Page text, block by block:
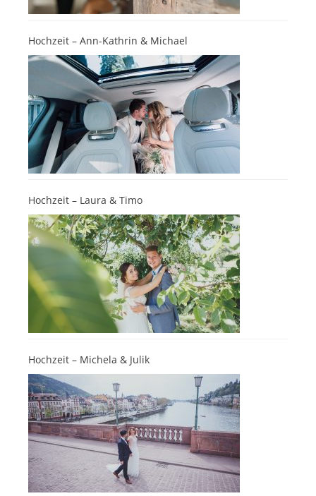
Hochzeit – Ann-Kathrin & Michael
Hochzeit – Laura & Timo
Hochzeit – Michela & Julik